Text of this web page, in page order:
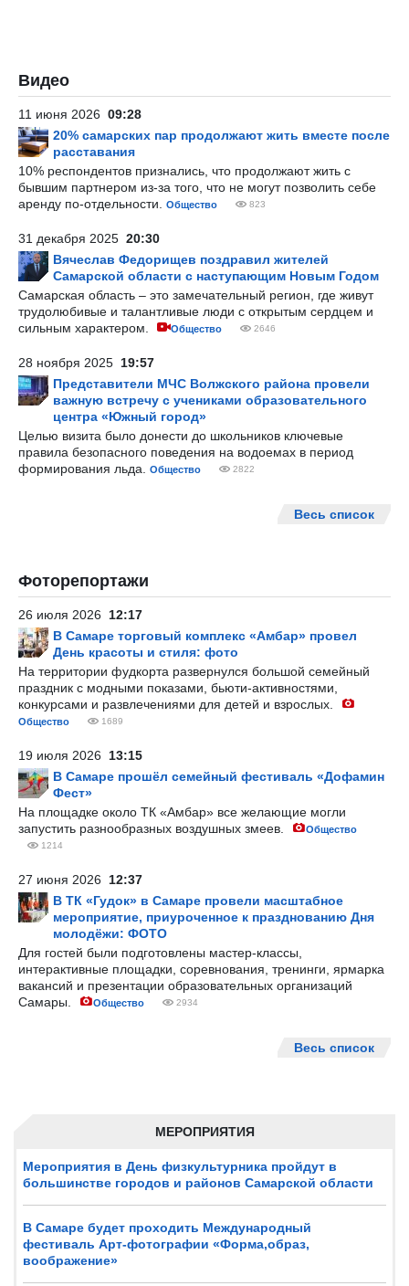
МЕРОПРИЯТИЯ
Мероприятия в День физкультурника пройдут в
большинстве городов и районов Самарской области
В Самаре будет проходить Международный
фестиваль Арт-фотографии «Форма,образ,
воображение»
Видео
11 июня 2026 09:28
20% самарских пар продолжают жить вместе после
расставания
10% респондентов признались, что продолжают жить с
бывшим партнером из-за того, что не могут позволить себе
аренду по-отдельности.
Общество 823
31 декабря 2025 20:30
Вячеслав Федорищев поздравил жителей
Самарской области с наступающим Новым Годом
Самарская область – это замечательный регион, где живут
трудолюбивые и талантливые люди с открытым сердцем и
сильным характером.
Общество 2646
28 ноября 2025 19:57
Представители МЧС Волжского района провели
важную встречу с учениками образовательного
центра «Южный город»
Целью визита было донести до школьников ключевые
правила безопасного поведения на водоемах в период
формирования льда.
Общество 2822
Весь список
Фоторепортажи
26 июля 2026 12:17
В Самаре торговый комплекс «Амбар» провел
День красоты и стиля: фото
На территории фудкорта развернулся большой семейный
праздник с модными показами, бьюти-активностями,
конкурсами и развлечениями для детей и взрослых.
Общество 1689
19 июля 2026 13:15
В Самаре прошёл семейный фестиваль «Дофамин
Фест»
На площадке около ТК «Амбар» все желающие могли
запустить разнообразных воздушных змеев.
Общество
1214
27 июня 2026 12:37
В ТК «Гудок» в Самаре провели масштабное
мероприятие, приуроченное к празднованию Дня
молодёжи: ФОТО
Для гостей были подготовлены мастер-классы,
интерактивные площадки, соревнования, тренинги, ярмарка
вакансий и презентации образовательных организаций
Самары.
Общество 2934
Весь список